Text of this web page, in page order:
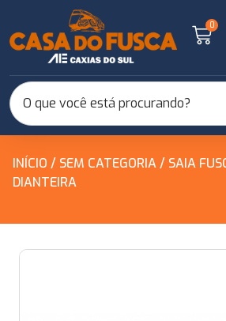
0
INÍCIO / SEM CATEGORIA/ SAIA
DIANTEIRA